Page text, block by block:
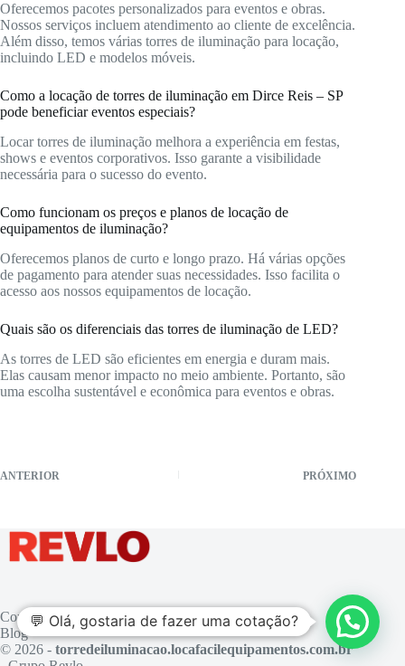
Oferecemos pacotes personalizados para eventos e obras.
Nossos serviços incluem atendimento ao cliente de excelência.
Além disso, temos várias torres de iluminação para locação,
incluindo LED e modelos móveis.
Como a locação de torres de iluminação em Dirce Reis – SP
pode beneficiar eventos especiais?
Locar torres de iluminação melhora a experiência em festas,
shows e eventos corporativos. Isso garante a visibilidade
necessária para o sucesso do evento.
Como funcionam os preços e planos de locação de
equipamentos de iluminação?
Oferecemos planos de curto e longo prazo. Há várias opções
de pagamento para atender suas necessidades. Isso facilita o
acesso aos nossos equipamentos de locação.
Quais são os diferenciais das torres de iluminação de LED?
As torres de LED são eficientes em energia e duram mais.
Elas causam menor impacto no meio ambiente. Portanto, são
uma escolha sustentável e econômica para eventos e obras.
ANTERIOR PRÓXIMO
Contato
Blog
© 2026 - torredeiluminacao.locafacilequipamentos.com.br
💬 Olá, gostaria de fazer uma cotação?